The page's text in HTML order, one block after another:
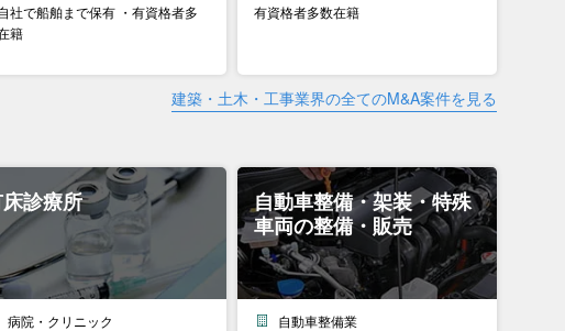
社で船舶まで保有 ・有資格者多
籍
有資格者多数在籍
建築・土木・工事業界の全てのM&A案件を見る
診療所
病院・クリニック
自動車整備・架装・特殊
車両の整備・販売
自動車整備業